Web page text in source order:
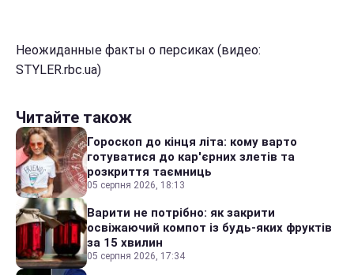
Неожиданные факты о персиках (видео:
STYLER.rbc.ua)
Читайте також
Гороскоп до кінця літа: кому варто
готуватися до кар'єрних злетів та
розкриття таємниць
05 серпня 2026, 18:13
Варити не потрібно: як закрити
освіжаючий компот із будь-яких фруктів
за 15 хвилин
05 серпня 2026, 17:34